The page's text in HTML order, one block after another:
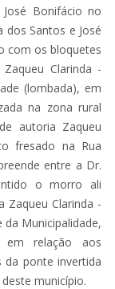
Bonifácio no
dos Santos e José
com os bloquetes
Clarinda -
(lombada), em
na zona rural
autoria Zaqueu
fresado na Rua
entre a Dr.
o morro ali
Zaqueu Clarinda -
Municipalidade,
em relação aos
da ponte invertida
município.